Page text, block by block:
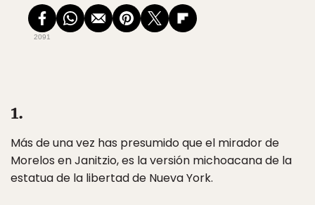
2091
1.
Más de una vez has presumido que el mirador de
Morelos en Janitzio, es la versión michoacana de la
estatua de la libertad de Nueva York.